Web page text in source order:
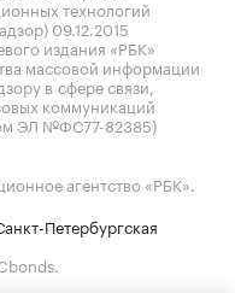
технологий
09.12.2015
издания «РБК»
массовой информации
в сфере связи,
коммуникаций
ЭЛ №ФС77-82385)
агентство «РБК».
Петербургская